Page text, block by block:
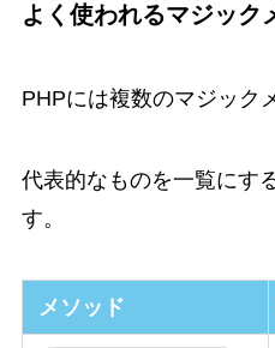
よく使われるマジック
PHPには複数のマジック
代表的なものを一覧にす
す。
メソッド